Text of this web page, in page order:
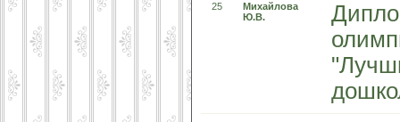
25
Михайлова
Ю.В.